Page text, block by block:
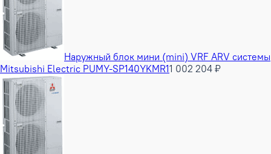
Наружный блок мини (mini) VRF ARV системы
Mitsubishi Electric PUMY-SP140YKMR11 002 204 ₽